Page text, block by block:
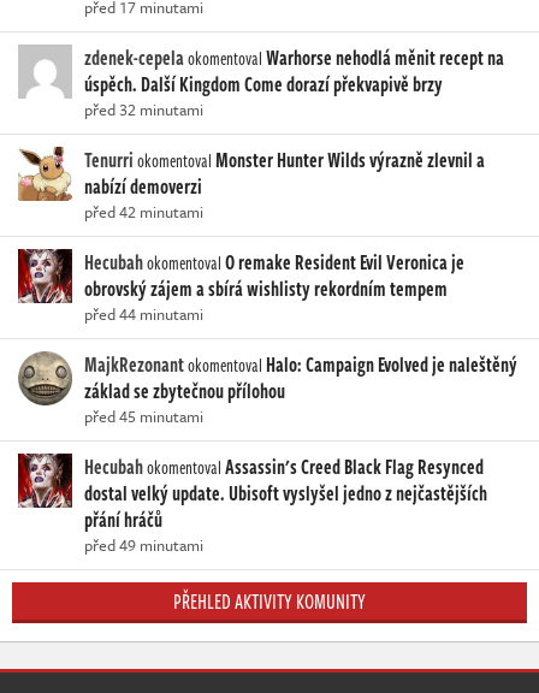
před 17 minutami
zdenek-cepelaokomentovalWarhorse nehodlá měnit recept na
úspěch. Další Kingdom Come dorazí překvapivě brzy
před 32 minutami
TenurriokomentovalMonster Hunter Wilds výrazně zlevnil a
nabízí demoverzi
před 42 minutami
HecubahokomentovalO remake Resident Evil Veronica je
obrovský zájem a sbírá wishlisty rekordním tempem
před 44 minutami
MajkRezonantokomentoval Halo: Campaign Evolved je naleštěný
základ se zbytečnou přílohou
před 45 minutami
HecubahokomentovalAssassin's Creed Black Flag Resynced
dostal velký update. Ubisoft vyslyšel jedno z nejčastějších
přání hráčů
před 49 minutami
PŘEHLED AKTIVITY KOMUNITY